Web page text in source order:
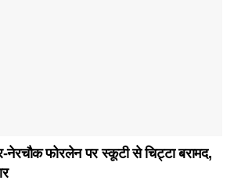
फोरलेन पर स्कूटी से चिट्टा बरामद,